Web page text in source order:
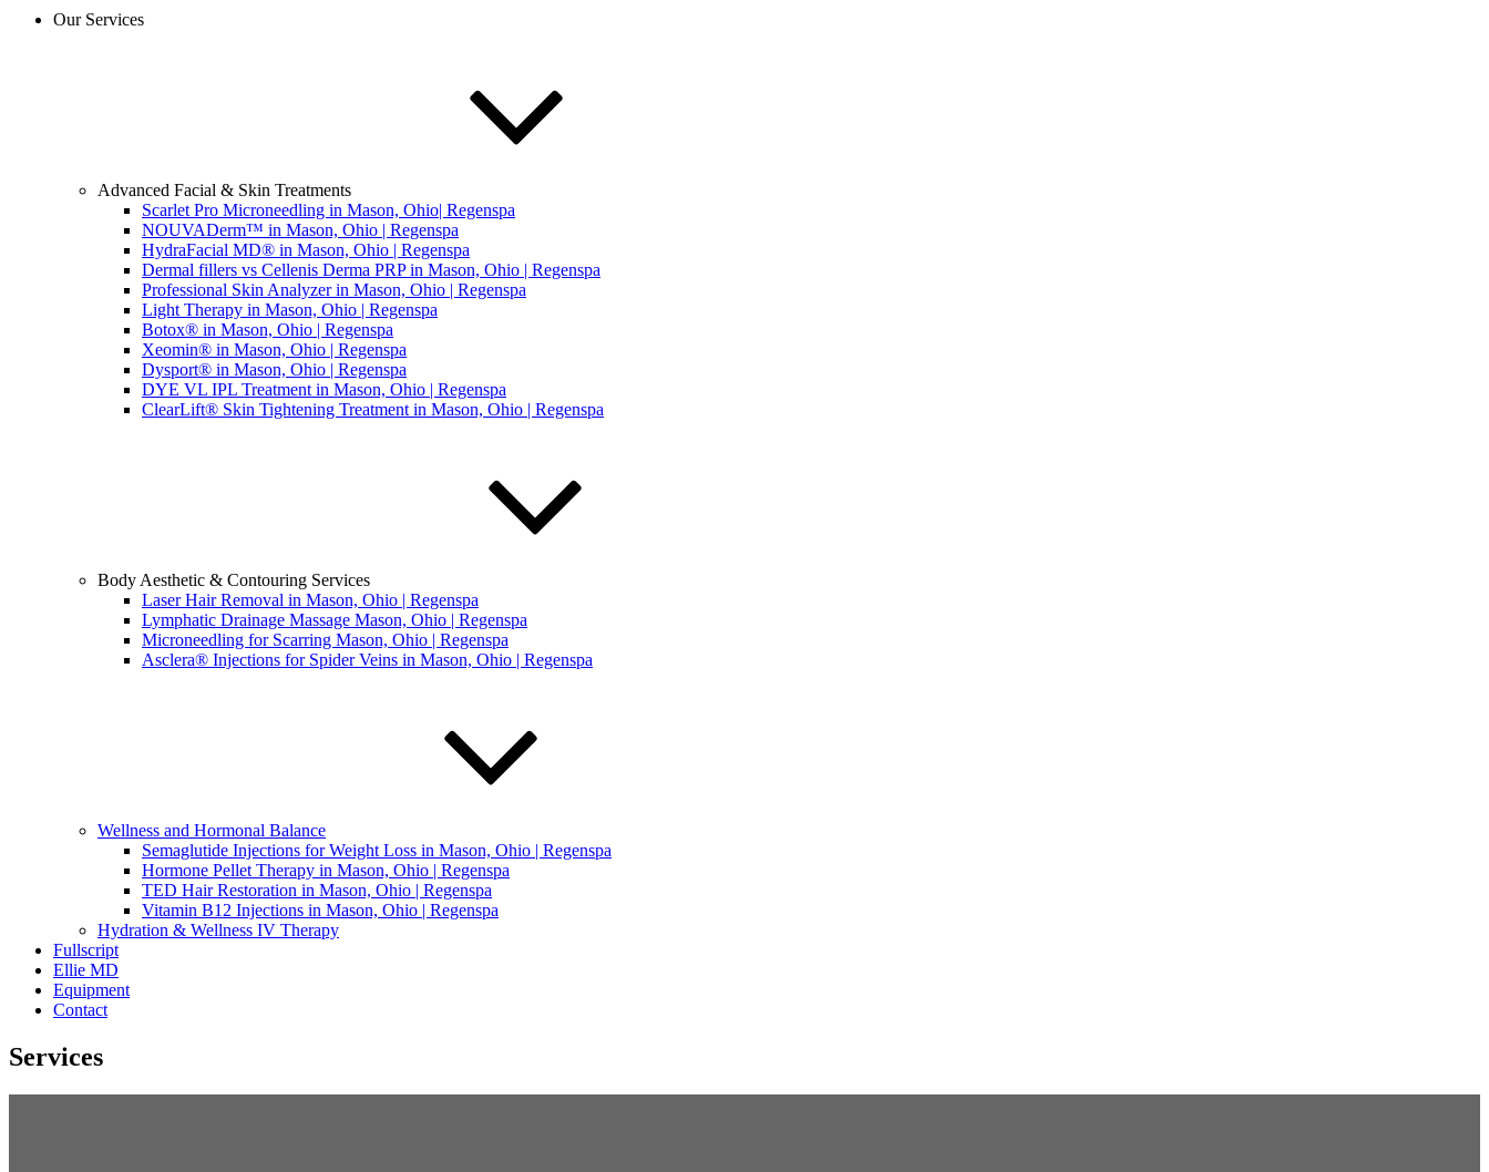
Our Services
Advanced Facial & Skin Treatments
Scarlet Pro Microneedling in Mason, Ohio| Regenspa
NOUVADerm™ in Mason, Ohio | Regenspa
HydraFacial MD® in Mason, Ohio | Regenspa
Dermal fillers vs Cellenis Derma PRP in Mason, Ohio | Regenspa
Professional Skin Analyzer in Mason, Ohio | Regenspa
Light Therapy in Mason, Ohio | Regenspa
Botox® in Mason, Ohio | Regenspa
Xeomin® in Mason, Ohio | Regenspa
Dysport® in Mason, Ohio | Regenspa
DYE VL IPL Treatment in Mason, Ohio | Regenspa
ClearLift® Skin Tightening Treatment in Mason, Ohio | Regenspa
Body Aesthetic & Contouring Services
Laser Hair Removal in Mason, Ohio | Regenspa
Lymphatic Drainage Massage Mason, Ohio | Regenspa
Microneedling for Scarring Mason, Ohio | Regenspa
Asclera® Injections for Spider Veins in Mason, Ohio | Regenspa
Wellness and Hormonal Balance
Semaglutide Injections for Weight Loss in Mason, Ohio | Regenspa
Hormone Pellet Therapy in Mason, Ohio | Regenspa
TED Hair Restoration in Mason, Ohio | Regenspa
Vitamin B12 Injections in Mason, Ohio | Regenspa
Hydration & Wellness IV Therapy
Fullscript
Ellie MD
Equipment
Contact
Services